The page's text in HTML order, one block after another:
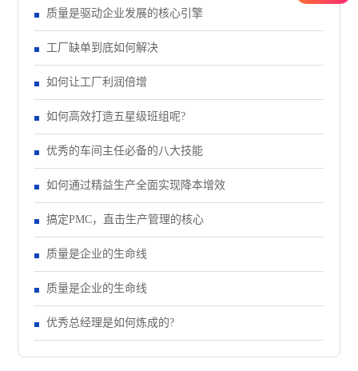
质量是驱动企业发展的核心引擎
工厂缺单到底如何解决
如何让工厂利润倍增
如何高效打造五星级班组呢?
优秀的车间主任必备的八大技能
如何通过精益生产全面实现降本增效
搞定PMC，直击生产管理的核心
质量是企业的生命线
质量是企业的生命线
优秀总经理是如何炼成的?